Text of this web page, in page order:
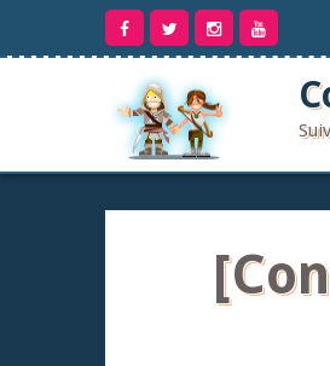
contenu